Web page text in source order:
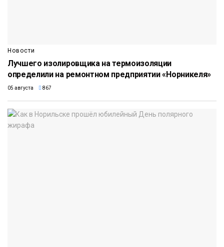
Новости
Лучшего изолировщика на термоизоляции
определили на ремонтном предприятии «Норникеля»
05 августа 867